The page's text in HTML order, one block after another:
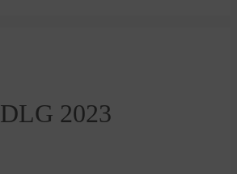
DLG 2023